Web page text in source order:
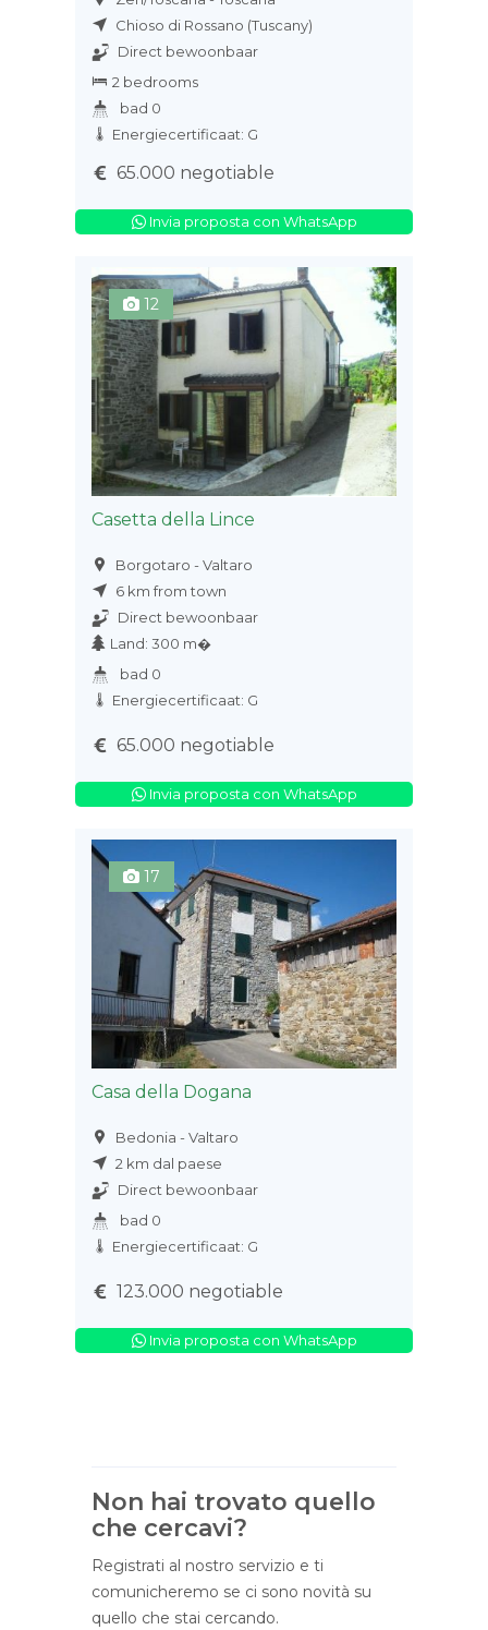
Chioso di Rossano (Tuscany)
Direct bewoonbaar
2 bedrooms
bad 0
Energiecertificaat: G
65.000 negotiable
Invia proposta con WhatsApp
12
Casetta della Lince
Borgotaro - Valtaro
6 km from town
Direct bewoonbaar
Land: 300 m�
bad 0
Energiecertificaat: G
65.000 negotiable
Invia proposta con WhatsApp
17
Casa della Dogana
Bedonia - Valtaro
2 km dal paese
Direct bewoonbaar
bad 0
Energiecertificaat: G
123.000 negotiable
Invia proposta con WhatsApp
Non hai trovato quello
che cercavi?
Registrati al nostro servizio e ti
comunicheremo se ci sono novità su
quello che stai cercando.